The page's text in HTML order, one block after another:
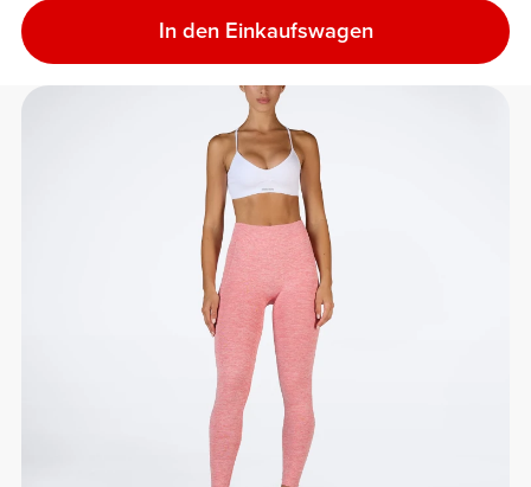
In den Einkaufswagen